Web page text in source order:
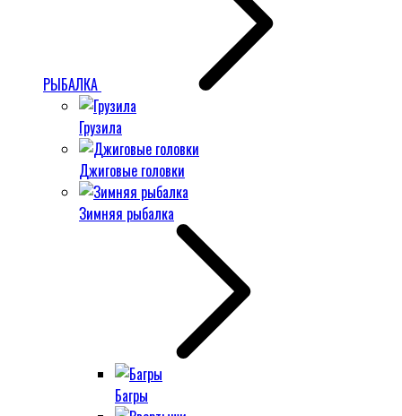
РЫБАЛКА
Грузила
Джиговые головки
Зимняя рыбалка
Багры